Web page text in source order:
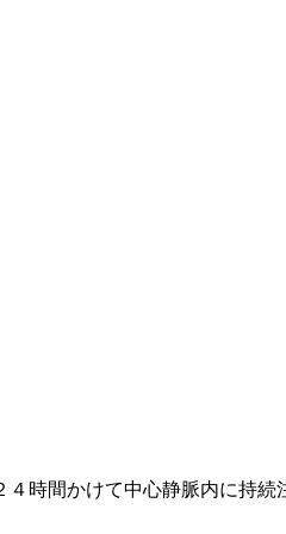
時間かけて中心静脈内に持続